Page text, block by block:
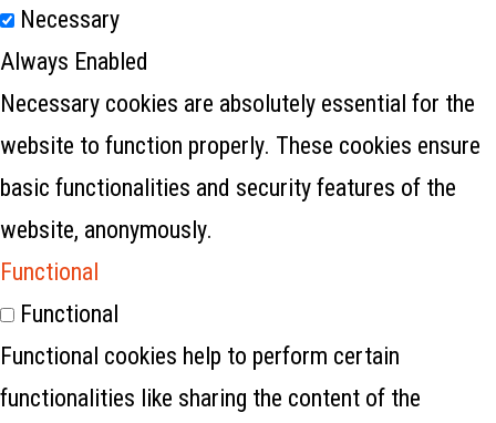
Necessary
Always Enabled
Necessary cookies are absolutely essential for the
website to function properly. These cookies ensure
basic functionalities and security features of the
website, anonymously.
Functional
Functional
Functional cookies help to perform certain
functionalities like sharing the content of the